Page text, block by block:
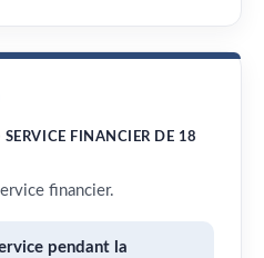
SERVICE FINANCIER DE 18
financier.
pendant la